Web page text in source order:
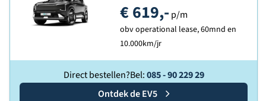
€ 619,- p/m
obv operational lease, 60mnd en
10.000km/jr
Direct bestellen?Bel:085 - 90 229 29
Ontdek deKia
EV5